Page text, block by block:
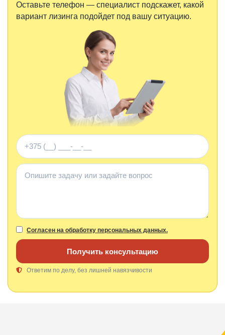
Оставьте телефон — специалист подскажет, какой
вариант лизинга подойдет под вашу ситуацию.
Телефон
Комментарий
Согласен на обработку персональных данных.
Получить консультацию
Ответим по делу, без лишней навязчивости